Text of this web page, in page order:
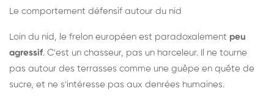
Le comportement défensif autour du nid
Loin du nid, le frelon européen est paradoxalement peu
agressif. C'est un chasseur, pas un harceleur. Il ne tourne
pas autour des terrasses comme une guêpe en quête de
sucre, et ne s'intéresse pas aux denrées humaines.